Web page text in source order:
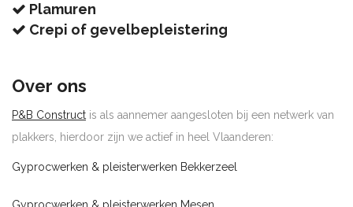
Plamuren
Crepi of gevelbepleistering
Over ons
P&B Construct is als aannemer aangesloten bij een netwerk van
plakkers, hierdoor zijn we actief in heel Vlaanderen:
Gyprocwerken & pleisterwerken Bekkerzeel